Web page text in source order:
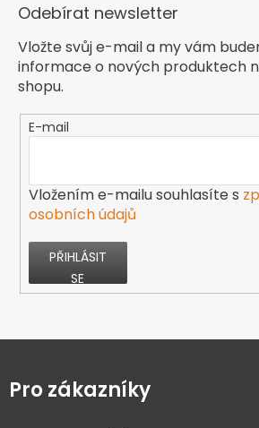
Odebírat newsletter
Vložte svůj e-mail a my vám
informace o nových produktech
shopu.
E-mail
Vložením e-mailu souhlasíte s
osobních údajů
PŘIHLÁSIT
SE
pPro zákazníky